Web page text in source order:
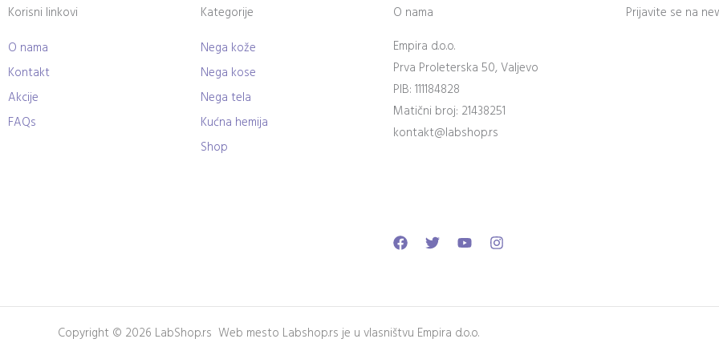
Korisni linkovi
O nama
Kontakt
Akcije
FAQs
Kategorije
Nega kože
Nega kose
Nega tela
Kućna hemija
Shop
O nama
Empira d.o.o.
Prva Proleterska 50, Valjevo
PIB: 111184828
Matični broj: 21438251
kontakt@labshop.rs
Facebook
Prijavite se na
Copyright © 2026 LabShop.rs Web mesto Labshop.rs je u vlasništvu Empira d.o.o.